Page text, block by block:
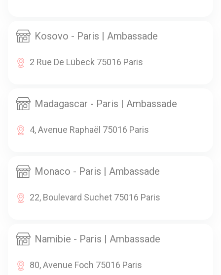
Kosovo - Paris | Ambassade
2 Rue De Lübeck 75016 Paris
Madagascar - Paris | Ambassade
4, Avenue Raphaël 75016 Paris
Monaco - Paris | Ambassade
22, Boulevard Suchet 75016 Paris
Namibie - Paris | Ambassade
80, Avenue Foch 75016 Paris